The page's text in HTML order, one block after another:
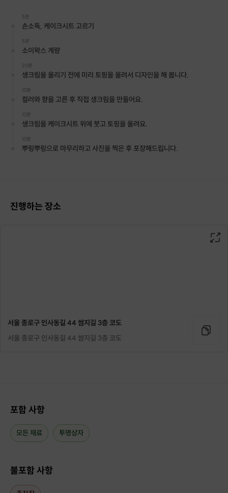
수업은 감성 가득한 쌈지길 공방에서 이루어집니다 :)
만들어 볼까요??
5분
손소독, 케이크시트 고르기
5분
소이왁스 계량
20분
생크림을 올리기 전에 미리 토핑을 올려서 디자인을 해 봅니다.
10분
컬러와 향을 고른 후 직접 생크림을 만들어요.
10분
생크림을 케이크시트 위에 붓고 토핑을 올려요.
10분
뿌링뿌링으로 마무리하고 사진을 찍은 후 포장해드립니다.
진행하는 장소
서울 종로구 인사동길 44 쌈지길 3층 코도
서울 종로구 인사동길 44 쌈지길 3층 코도
포함 사항
모든 재료 투명상자
불포함 사항